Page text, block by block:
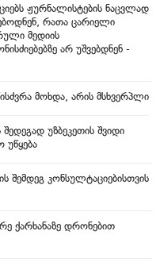
ჟურნალისტების ნაცვლად
რათა ცარიელი
მედიის
არ უშვებდნენ -
მოხდა, არის მსხვერპლი
უზბეკეთის შვიდი
უწყება
კონსულტაციებისთვის
ქარხანაზე დრონებით